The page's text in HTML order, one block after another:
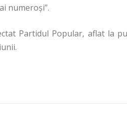
numeroşi”.
Partidul Popular, aflat la